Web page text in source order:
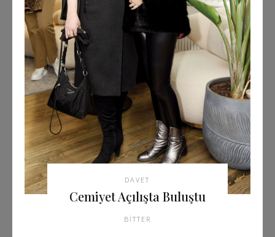
DAVET
Cemiyet Açılışta Buluştu
BITTER